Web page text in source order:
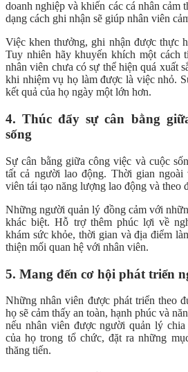
doanh nghiệp và khiến các cá nhân cảm
dạng cách ghi nhận sẽ giúp nhân viên
Việc khen thưởng, ghi nhận được thực
Tuy nhiên hãy khuyến khích một cách
nhân viên chưa có sự thể hiện quá xuất
khi nhiệm vụ họ làm được là việc nhỏ.
kết quả của họ ngày một lớn hơn.
4. Thúc đẩy sự cân bằng
sống
Sự cân bằng giữa công việc và cuộc
tất cả người lao động. Thời gian ngoài
viên tái tạo năng lượng lao động và theo
Những người quản lý đồng cảm với
khác biệt. Hỗ trợ thêm phúc lợi về
khám sức khỏe, thời gian và địa điểm
thiện mối quan hệ với nhân viên.
5. Mang đến cơ hội phát triển
Những nhân viên được phát triển theo
họ sẽ cảm thấy an toàn, hạnh phúc và
nếu nhân viên được người quản lý
của họ trong tổ chức, đặt ra những
thăng tiến.